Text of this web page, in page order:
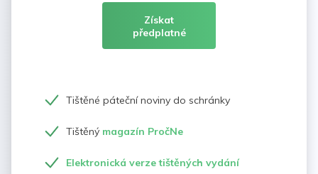
Získat
předplatné
Tištěné páteční noviny do schránky
Tištěný magazín PročNe
Elektronická verze tištěných vydání